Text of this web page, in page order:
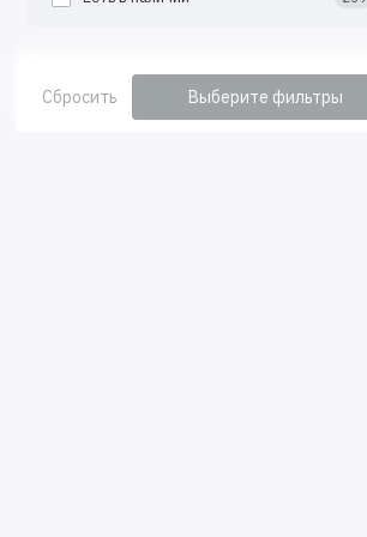
Сбросить Выберите фильтры